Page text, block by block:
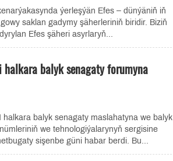
ýerleşýän Efes – dünýäniň iň
saklan gadymy şäherleriniň biridir. Biziň
Efes şäheri asyrlaryň...
balyk senagaty forumyna
halkara balyk senagaty maslahatyna we balyk
we tehnologiýalarynyň sergisine
sişenbe güni habar berdi. Bu...